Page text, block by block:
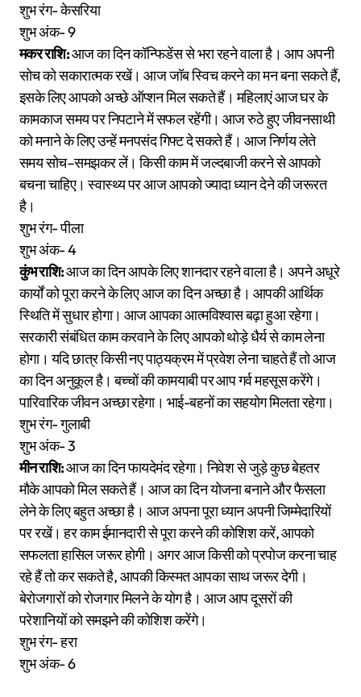
शुभ रंग- केसरिया
शुभ अंक- 9
मकर राशि:आज का दिन कॉन्फिडेंस से भरा रहने वाला है। आप अपनी
सोच को सकारात्मक रखें। आज जॉब स्विच करने का मन बना सकते हैं,
इसके लिए आपको अच्छे ऑप्शन मिल सकते हैं। महिलाएं आज घर के
कामकाज समय पर निपटाने में सफल रहेंगी। आज रुठे हुए जीवनसाथी
को मनाने के लिए उन्हें मनपसंद गिफ्ट दे सकते हैं। आज निर्णय लेते
समय सोच–समझकर लें। किसी काम में जल्दबाजी करने से आपको
बचना चाहिए। स्वास्थ्य पर आज आपको ज्यादा ध्यान देने की जरूरत
है।
शुभ रंग- पीला
शुभ अंक- 4
कुंभ राशि:आज का दिन आपके लिए शानदार रहने वाला है। अपने अधूरे
कार्यों को पूरा करने के लिए आज का दिन अच्छा है। आपकी आर्थिक
स्थिति में सुधार होगा। आज आपका आत्मविश्वास बढ़ा हुआ रहेगा।
सरकारी संबंधित काम करवाने के लिए आपको थोड़े धैर्य से काम लेना
होगा। यदि छात्र किसी नए पाठ्यक्रम में प्रवेश लेना चाहते हैं तो आज
का दिन अनुकूल है। बच्चों की कामयाबी पर आप गर्व महसूस करेंगे।
पारिवारिक जीवन अच्छा रहेगा। भाई-बहनों का सहयोग मिलता रहेगा।
शुभ रंग- गुलाबी
शुभ अंक- 3
मीन राशि:आज का दिन फायदेमंद रहेगा। निवेश से जुड़े कुछ बेहतर
मौके आपको मिल सकते हैं। आज का दिन योजना बनाने और फैसला
लेने के लिए बहुत अच्छा है। आज अपना पूरा ध्यान अपनी जिम्मेदारियों
पर रखें। हर काम ईमानदारी से पूरा करने की कोशिश करें, आपको
सफलता हासिल जरूर होगी। अगर आज किसी को प्रपोज करना चाह
रहे हैं तो कर सकते है, आपकी किस्मत आपका साथ जरूर देगी।
बेरोजगारों को रोजगार मिलने के योग है। आज आप दूसरों की
परेशानियों को समझने की कोशिश करेंगे।
शुभ रंग- हरा
शुभ अंक- 6